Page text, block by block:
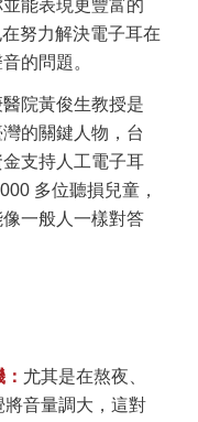
能表現更豐富的
努力解決電子耳在
的問題。
院黃俊生教授是
的關鍵人物，台
支持人工電子耳
多位聽損兒童，
一般人一樣對答
尤其是在熬夜、
音量調大，這對